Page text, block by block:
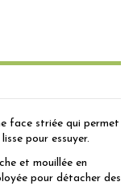
face striée qui permet
pour essuyer.
et mouillée en
pour détacher des